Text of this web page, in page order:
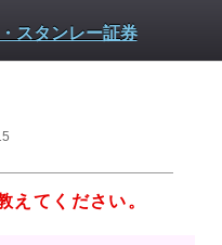
えてください。